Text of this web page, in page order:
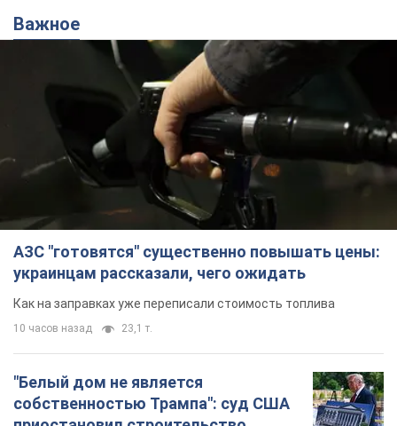
Важное
АЗС "готовятся" существенно повышать цены:
украинцам рассказали, чего ожидать
Как на заправках уже переписали стоимость топлива
10 часов назад 23,1 т.
"Белый дом не является
собственностью Трампа": суд США